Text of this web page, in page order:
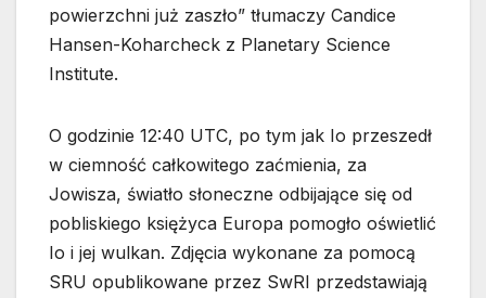
powierzchni już zaszło” tłumaczy Candice
Hansen-Koharcheck z Planetary Science
Institute.
O godzinie 12:40 UTC, po tym jak Io przeszedł
w ciemność całkowitego zaćmienia, za
Jowisza, światło słoneczne odbijające się od
pobliskiego księżyca Europa pomogło oświetlić
Io i jej wulkan. Zdjęcia wykonane za pomocą
SRU opublikowane przez SwRI przedstawiają